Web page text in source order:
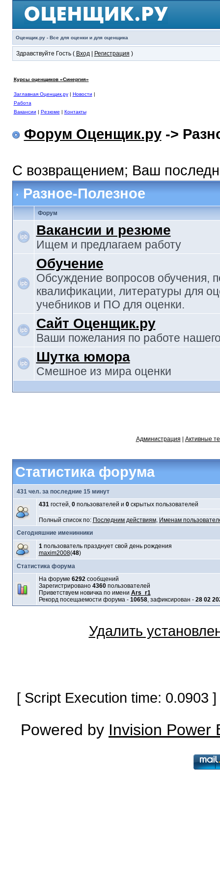
Оценщик.ру - Все для оценки и для оценщика
Здравствуйте Гость ( Вход| Регистрация )
Курсы оценщиков «Синергия»
Заглавная Оценщик.ру| Новости |
Работа
Вакансии | Резюме | Контакты
Форум Оценщик.ру->
С возвращением; Ваш
Разное-Полезное
Форум
Вакансии и резюме
Ищем и предлагаем работу
Обучение
Обсуждение вопросов обучения,
квалификации, литературы для
учебников и ПО для оценки.
Сайт Оценщик.ру
Ваши пожелания по работе
Шутка юмора
Смешное из мира оценки
Администрация Активные
Статистика форума
431 чел. за последние 15 минут
431гостей, 0пользователей и 0скрытых пользователей
Полный список по: Последним действиям, Именам
Сегодняшние именинники
1пользователь празднует свой день рождения
maxim2008(48)
Статистика форума
На форуме 6292сообщений
Зарегистрировано 4360пользователей
Приветствуем новичка по имени Ars_r1
Рекорд посещаемости форума - 10658, зафиксирован - 28 02
Удалить
[ Script Execution time:
Powered by Invision Power